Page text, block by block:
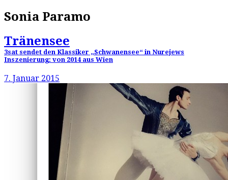
Sonia Paramo
Tränensee
3sat sendet den Klassiker „Schwanensee“ in Nurejews
Inszenierung: von 2014 aus Wien
7. Januar 2015